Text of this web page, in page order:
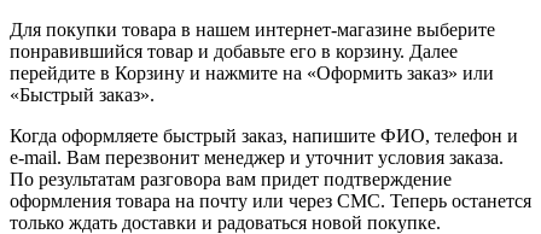
Для покупки товара в нашем интернет-магазине выберите
понравившийся товар и добавьте его в корзину. Далее
перейдите в Корзину и нажмите на «Оформить заказ» или
«Быстрый заказ».
Когда оформляете быстрый заказ, напишите ФИО, телефон и
e-mail. Вам перезвонит менеджер и уточнит условия заказа.
По результатам разговора вам придет подтверждение
оформления товара на почту или через СМС. Теперь останется
только ждать доставки и радоваться новой покупке.